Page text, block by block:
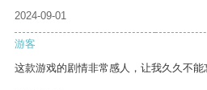
2024-09-01
游客
这款游戏的剧情非常感人，让我久久不能